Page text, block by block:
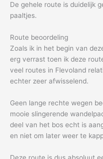
De gehele route is duidelijk
paaltjes.
Route beoordeling
Zoals ik in het begin van
erg verrast toen ik deze
veel routes in Flevoland
echter zeer afwisselend.
Geen lange rechte wegen
mooie slingerende
deel van het bos echt is
en niet om later weer te